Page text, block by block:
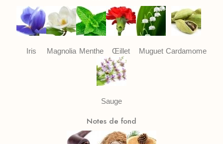
Iris Magnolia Menthe Œillet Muguet Cardamome
Sauge
Notes de fond